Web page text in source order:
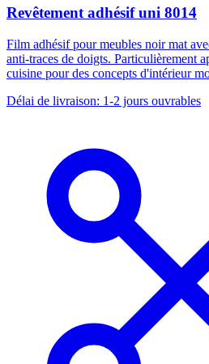
Revêtement adhésif uni 8014
Film adhésif pour meubles noir mat
anti-traces de doigts. Particulièrement
cuisine pour des concepts d'intérieur
Délai de livraison: 1-2 jours ouvrables